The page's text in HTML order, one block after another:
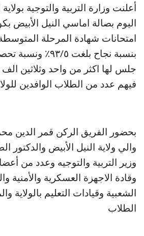
أعلنت وزارة التربية والتوجية
اليوم بصالة اماسي النيل الأبيض
جلس لها اكثر من واحد وثلاثين
فيهم عدد من الطلاب الوافدين
بحضور الفريق الركن قمر الدين
والي ولاية النيل الأبيض
وزير التربية والتوجيه وعدد من
وقادة الاجهزة العسكرية والأمنية
الشعبية وقيادات التعليم بالولاية
الطلاب